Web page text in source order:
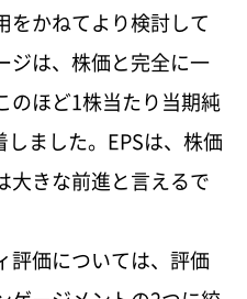
をかねてより検討して
ジは、株価と完全に一
のほど1株当たり当期純
ました。EPSは、株価
大きな前進と言えるで
価については、評価